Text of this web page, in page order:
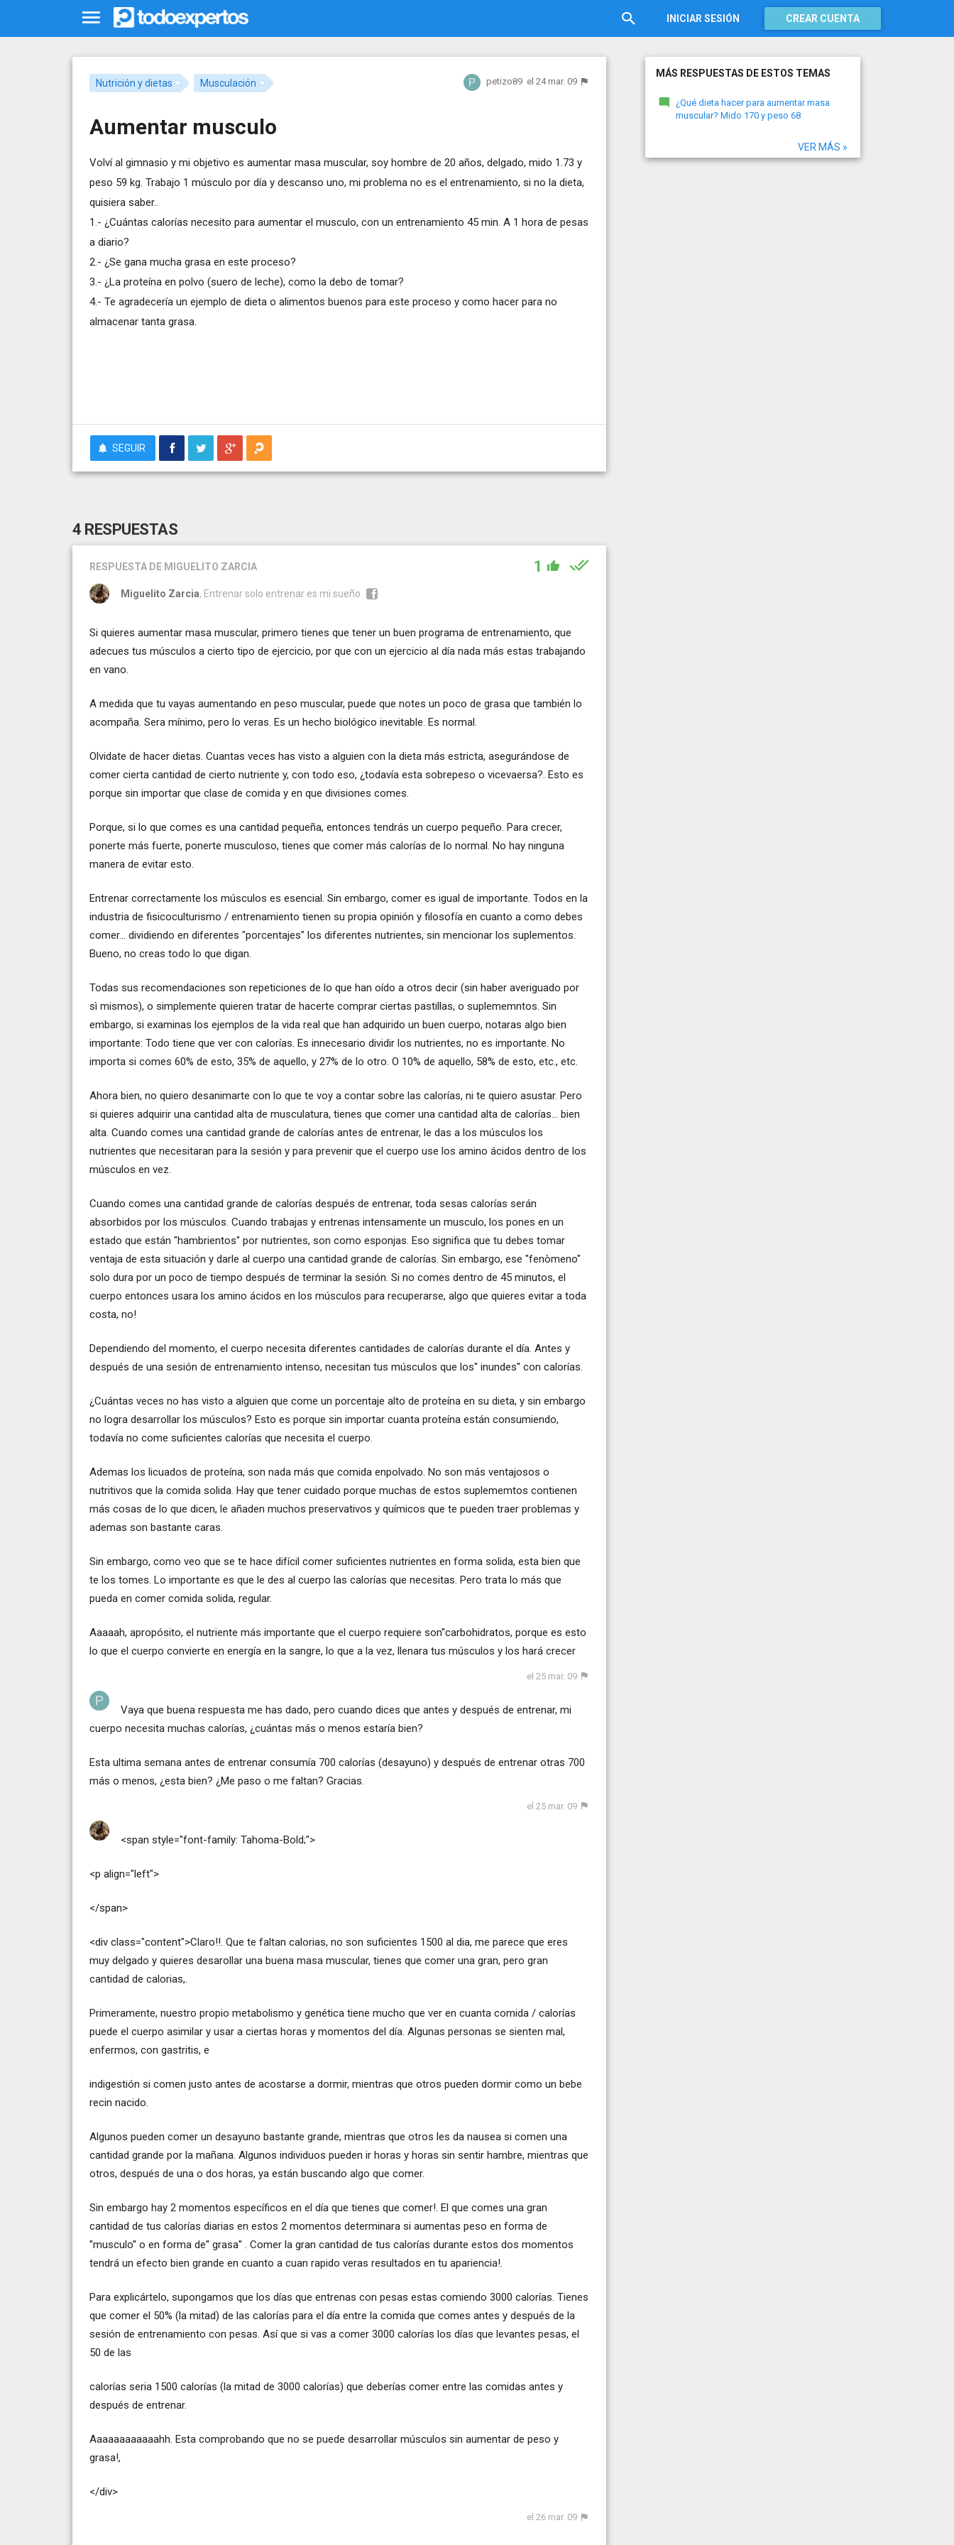
INICIAR SESIÓN CREAR CUENTA
Nutrición y dietas Musculación petizo89 el 24 mar. 09
Aumentar musculo
Volví al gimnasio y mi objetivo es aumentar masa muscular, soy hombre de 20 años, delgado, mido 1.73 y
peso 59 kg. Trabajo 1 músculo por día y descanso uno, mi problema no es el entrenamiento, si no la dieta,
quisiera saber..
1.- ¿Cuántas calorías necesito para aumentar el musculo, con un entrenamiento 45 min. A 1 hora de pesas
a diario?
2.- ¿Se gana mucha grasa en este proceso?
3.- ¿La proteína en polvo (suero de leche), como la debo de tomar?
4.- Te agradecería un ejemplo de dieta o alimentos buenos para este proceso y como hacer para no
almacenar tanta grasa.
SEGUIR
4 RESPUESTAS
RESPUESTA DE MIGUELITO ZARCIA 1
Miguelito Zarcia, Entrenar solo entrenar es mi sueño
Si quieres aumentar masa muscular, primero tienes que tener un buen programa de entrenamiento, que
adecues tus músculos a cierto tipo de ejercicio, por que con un ejercicio al día nada más estas trabajando
en vano.
A medida que tu vayas aumentando en peso muscular, puede que notes un poco de grasa que también lo
acompaña. Sera mínimo, pero lo veras. Es un hecho biológico inevitable. Es normal.
Olvidate de hacer dietas. Cuantas veces has visto a alguien con la dieta más estricta, asegurándose de
comer cierta cantidad de cierto nutriente y, con todo eso, ¿todavía esta sobrepeso o vicevaersa?. Esto es
porque sin importar que clase de comida y en que divisiones comes.
Porque, si lo que comes es una cantidad pequeña, entonces tendrás un cuerpo pequeño. Para crecer,
ponerte más fuerte, ponerte musculoso, tienes que comer más calorías de lo normal. No hay ninguna
manera de evitar esto.
Entrenar correctamente los músculos es esencial. Sin embargo, comer es igual de importante. Todos en la
industria de fisicoculturismo / entrenamiento tienen su propia opinión y filosofía en cuanto a como debes
comer... dividiendo en diferentes "porcentajes" los diferentes nutrientes, sin mencionar los suplementos.
Bueno, no creas todo lo que digan.
Todas sus recomendaciones son repeticiones de lo que han oído a otros decir (sin haber averiguado por
sì mismos), o simplemente quieren tratar de hacerte comprar ciertas pastillas, o suplememntos. Sin
embargo, si examinas los ejemplos de la vida real que han adquirido un buen cuerpo, notaras algo bien
importante: Todo tiene que ver con calorías. Es innecesario dividir los nutrientes, no es importante. No
importa si comes 60% de esto, 35% de aquello, y 27% de lo otro. O 10% de aquello, 58% de esto, etc., etc.
Ahora bien, no quiero desanimarte con lo que te voy a contar sobre las calorías, ni te quiero asustar. Pero
si quieres adquirir una cantidad alta de musculatura, tienes que comer una cantidad alta de calorías... bien
alta. Cuando comes una cantidad grande de calorías antes de entrenar, le das a los músculos los
nutrientes que necesitaran para la sesión y para prevenir que el cuerpo use los amino ácidos dentro de los
músculos en vez.
Cuando comes una cantidad grande de calorías después de entrenar, toda sesas calorías serán
absorbidos por los músculos. Cuando trabajas y entrenas intensamente un musculo, los pones en un
estado que están "hambrientos" por nutrientes, son como esponjas. Eso significa que tu debes tomar
ventaja de esta situación y darle al cuerpo una cantidad grande de calorías. Sin embargo, ese "fenòmeno"
solo dura por un poco de tiempo después de terminar la sesión. Si no comes dentro de 45 minutos, el
cuerpo entonces usara los amino ácidos en los músculos para recuperarse, algo que quieres evitar a toda
costa, no!
Dependiendo del momento, el cuerpo necesita diferentes cantidades de calorías durante el día. Antes y
después de una sesión de entrenamiento intenso, necesitan tus músculos que los'' inundes'' con calorías.
¿Cuántas veces no has visto a alguien que come un porcentaje alto de proteína en su dieta, y sin embargo
no logra desarrollar los músculos? Esto es porque sin importar cuanta proteína están consumiendo,
todavía no come suficientes calorías que necesita el cuerpo.
Ademas los licuados de proteína, son nada más que comida enpolvado. No son más ventajosos o
nutritivos que la comida solida. Hay que tener cuidado porque muchas de estos suplememtos contienen
más cosas de lo que dicen, le añaden muchos preservativos y químicos que te pueden traer problemas y
ademas son bastante caras.
Sin embargo, como veo que se te hace difícil comer suficientes nutrientes en forma solida, esta bien que
te los tomes. Lo importante es que le des al cuerpo las calorías que necesitas. Pero trata lo más que
pueda en comer comida solida, regular.
Aaaaah, apropósito, el nutriente más importante que el cuerpo requiere son''carbohidratos, porque es esto
lo que el cuerpo convierte en energía en la sangre, lo que a la vez, llenara tus músculos y los hará crecer
el 25 mar. 09
Vaya que buena respuesta me has dado, pero cuando dices que antes y después de entrenar, mi
cuerpo necesita muchas calorías, ¿cuántas más o menos estaría bien?
Esta ultima semana antes de entrenar consumía 700 calorías (desayuno) y después de entrenar otras 700
más o menos, ¿esta bien? ¿Me paso o me faltan? Gracias.
el 25 mar. 09
<span style="font-family: Tahoma-Bold;">
<p align="left">
</span>
<div class="content">Claro!!. Que te faltan calorias, no son suficientes 1500 al dia, me parece que eres
muy delgado y quieres desarollar una buena masa muscular, tienes que comer una gran, pero gran
cantidad de calorias,.
Primeramente, nuestro propio metabolismo y genética tiene mucho que ver en cuanta comida / calorías
puede el cuerpo asimilar y usar a ciertas horas y momentos del día. Algunas personas se sienten mal,
enfermos, con gastritis, e
indigestión si comen justo antes de acostarse a dormir, mientras que otros pueden dormir como un bebe
recin nacido.
Algunos pueden comer un desayuno bastante grande, mientras que otros les da nausea si comen una
cantidad grande por la mañana. Algunos individuos pueden ir horas y horas sin sentir hambre, mientras que
otros, después de una o dos horas, ya están buscando algo que comer.
Sin embargo hay 2 momentos específicos en el día que tienes que comer!. El que comes una gran
cantidad de tus calorías diarias en estos 2 momentos determinara si aumentas peso en forma de
''musculo'' o en forma de'' grasa'' . Comer la gran cantidad de tus calorías durante estos dos momentos
tendrá un efecto bien grande en cuanto a cuan rapido veras resultados en tu apariencia!.
Para explicártelo, supongamos que los días que entrenas con pesas estas comiendo 3000 calorías. Tienes
que comer el 50% (la mitad) de las calorías para el día entre la comida que comes antes y después de la
sesión de entrenamiento con pesas. Así que si vas a comer 3000 calorías los días que levantes pesas, el
50 de las
calorías seria 1500 calorías (la mitad de 3000 calorías) que deberías comer entre las comidas antes y
después de entrenar.
Aaaaaaaaaaaahh. Esta comprobando que no se puede desarrollar músculos sin aumentar de peso y
grasa!,
</div>
el 26 mar. 09
MÁS RESPUESTAS DE ESTOS TEMAS
¿Qué dieta hacer para aumentar masa
muscular? Mido 170 y peso 68
VER MÁS »